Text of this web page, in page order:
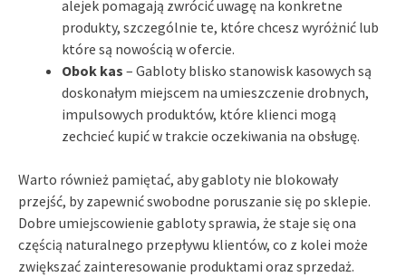
alejek pomagają zwrócić uwagę na konkretne
produkty, szczególnie te, które chcesz wyróżnić lub
które są nowością w ofercie.
Obok kas – Gabloty blisko stanowisk kasowych są
doskonałym miejscem na umieszczenie drobnych,
impulsowych produktów, które klienci mogą
zechcieć kupić w trakcie oczekiwania na obsługę.
Warto również pamiętać, aby gabloty nie blokowały
przejść, by zapewnić swobodne poruszanie się po sklepie.
Dobre umiejscowienie gabloty sprawia, że staje się ona
częścią naturalnego przepływu klientów, co z kolei może
zwiększać zainteresowanie produktami oraz sprzedaż.